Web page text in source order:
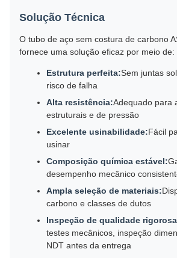
Solução Técnica
O tubo de aço sem costura de carbono
fornece uma solução eficaz por meio de:
Estrutura perfeita:Sem juntas
risco de falha
Alta resistência:Adequado para
estruturais e de pressão
Excelente usinabilidade:Fácil
usinar
Composição química estável:
desempenho mecânico
Ampla seleção de materiais:
carbono e classes de dutos
Inspeção de qualidade
testes mecânicos, inspeção
NDT antes da entrega